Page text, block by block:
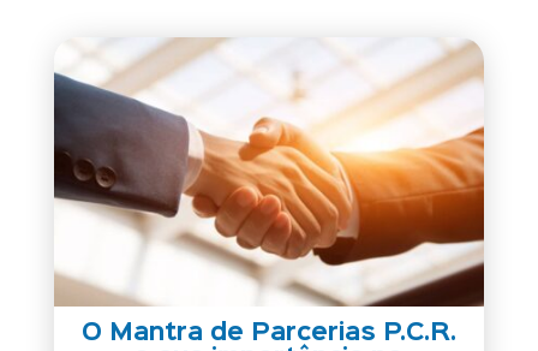
O Mantra de Parcerias P.C.R.